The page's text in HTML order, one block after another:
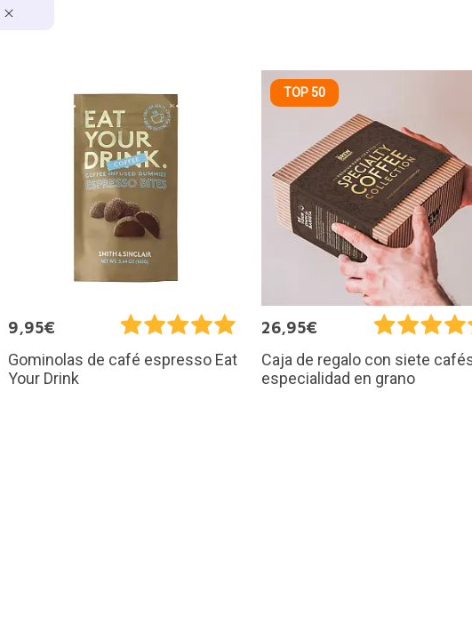
9,95€
Gominolas de café espresso Eat
Your Drink
TOP 50
26,95€
Caja de regalo con siete
especialidad en grano